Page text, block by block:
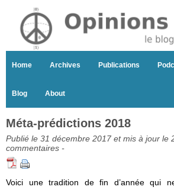
Home Archives Publications
Blog About
Méta-prédictions 2018
Publié le 31 décembre 2017 et mis à jour le
commentaires -
Voici une tradition de fin d’année qui